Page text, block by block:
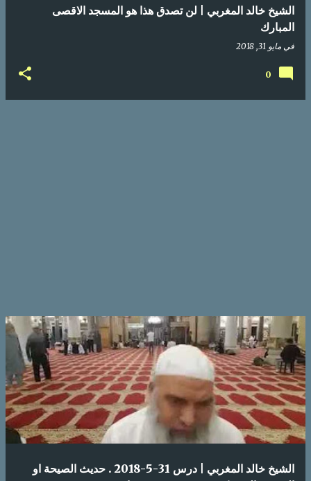
الشيخ خالد المغربي | لن تصدق هذا هو المسجد الاقصى
المبارك
في مايو 31, 2018
0
الشيخ خالد المغربي | درس 31-5-2018 . حديث الصيحة او